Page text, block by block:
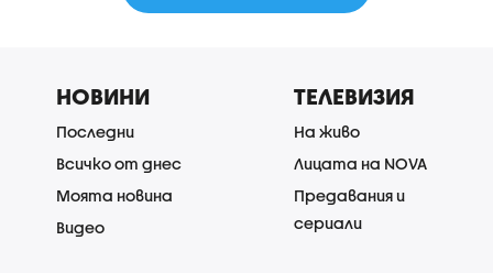
НОВИНИ
Последни
Всичко от днес
Моята новина
Видео
ТЕЛЕВИЗИЯ
На живо
Лицата на NOVA
Предавания и
сериали